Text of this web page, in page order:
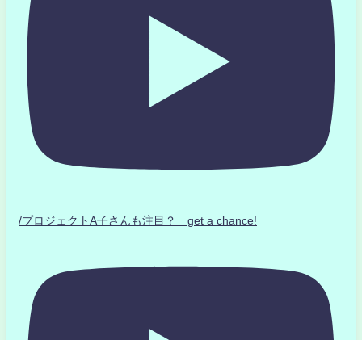
/プロジェクトA子さんも注目？ get a chance!